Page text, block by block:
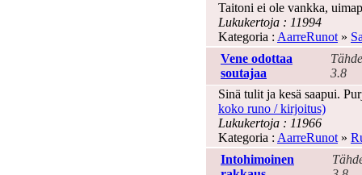
Taitoni ei ole vankka,
Lukukertoja : 11994
Kategoria : AarreRunot »
Vene odottaa
soutajaa
3.8
Sinä tulit ja kesä saapui.
koko runo / kirjoitus)
Lukukertoja : 11966
Kategoria : AarreRunot »
Intohimoinen